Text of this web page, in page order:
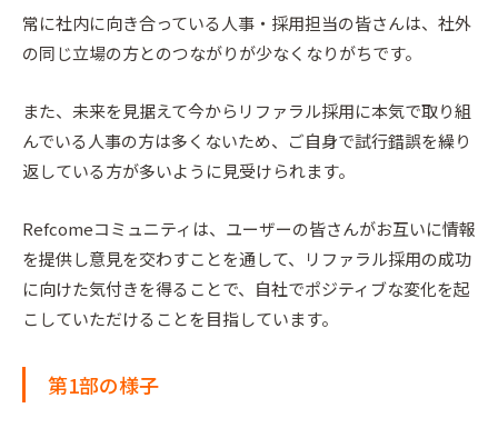
常に社内に向き合っている人事・採用担当の皆さんは、社外
の同じ立場の方とのつながりが少なくなりがちです。
また、未来を見据えて今からリファラル採用に本気で取り組
んでいる人事の方は多くないため、ご自身で試行錯誤を繰り
返している方が多いように見受けられます。
Refcomeコミュニティは、ユーザーの皆さんがお互いに情報
を提供し意見を交わすことを通して、リファラル採用の成功
に向けた気付きを得ることで、自社でポジティブな変化を起
こしていただけることを目指しています。
第1部の様子